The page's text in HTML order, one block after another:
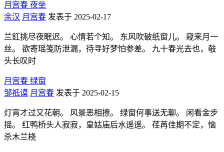
月宫春 夜坐
余汉 月宫春 发表于 2025-02-17
兰釭挑尽夜眠迟。 心情若个知。 东风吹破纸窗儿。 窥来月一
丝。 欲寄瑶笺防泄漏，待寻好梦怕参差。 九十春光去也，攲
头长叹时
月宫春 绿窗
邹祗谟 月宫春 发表于 2025-02-15
灯宵才过又花朝。 风景恶相撩。 绿窗何事送无聊。 闲看金步
摇。 红鸭桥头人寂寂，皇姑庙后水遥遥。 荏苒佳期不定，恼
杀木兰桡